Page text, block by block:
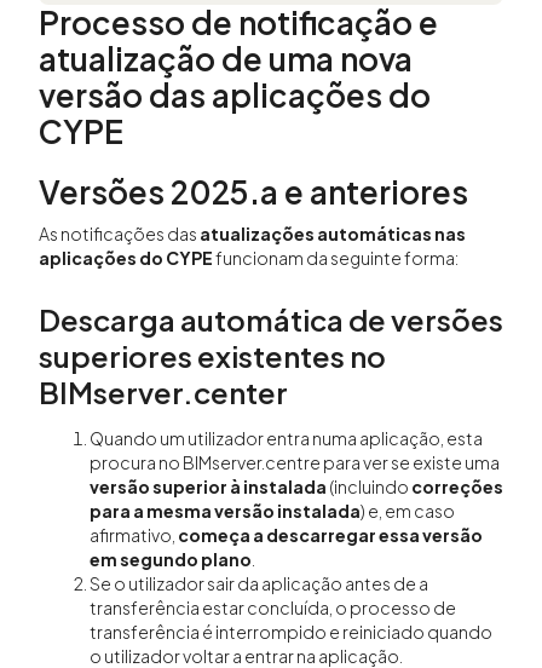
Processo de notificação e
atualização de uma nova
versão das aplicações do
CYPE
Versões 2025.a e anteriores
As notificações das atualizações automáticas nas
aplicações do CYPEfuncionam da seguinte forma:
Descarga automática de versões
superiores existentes no
BIMserver.center
Quando um utilizador entra numa aplicação, esta
procura no BIMserver.centre para ver se existe uma
versão superior à instalada (incluindo correções
para a mesma versão instalada) e, em caso
afirmativo, começa a descarregar essa versão
em segundo plano
Se o utilizador sair da aplicação antes de a
transferência estar concluída, o processo de
transferência é interrompido e reiniciado quando
o utilizador voltar a entrar na aplicação.